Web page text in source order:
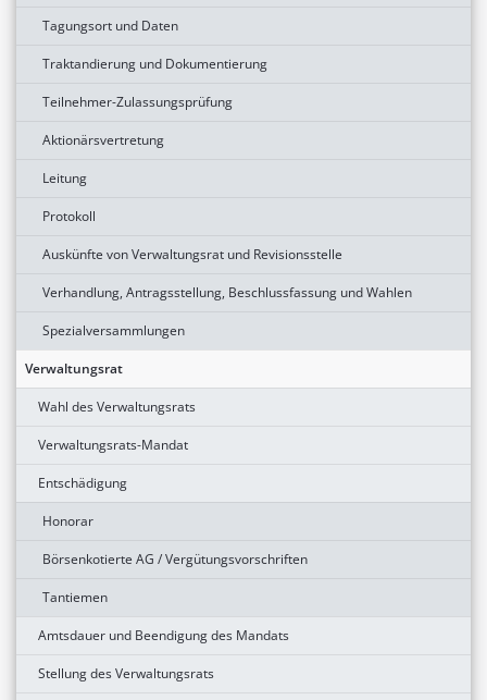
Tagungsort und Daten
Traktandierung und Dokumentierung
Teilnehmer-Zulassungsprüfung
Aktionärsvertretung
Leitung
Protokoll
Auskünfte von Verwaltungsrat und Revisionsstelle
Verhandlung, Antragsstellung, Beschlussfassung und Wahlen
Spezialversammlungen
Verwaltungsrat
Wahl des Verwaltungsrats
Verwaltungsrats-Mandat
Entschädigung
Honorar
Börsenkotierte AG / Vergütungsvorschriften
Tantiemen
Amtsdauer und Beendigung des Mandats
Stellung des Verwaltungsrats